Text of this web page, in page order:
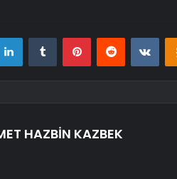
LinkedInTumblr PinterestReddit
HAZBİN KAZBEK